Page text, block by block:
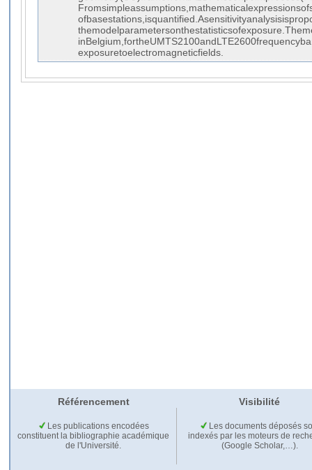
exposuretoelectromagneticfields.
Référencement Visibilité
Les publications encodées
constituent la bibliographie académique
de l'Université.
Les documents déposés
indexés par les moteurs de
(Google Scholar,…).